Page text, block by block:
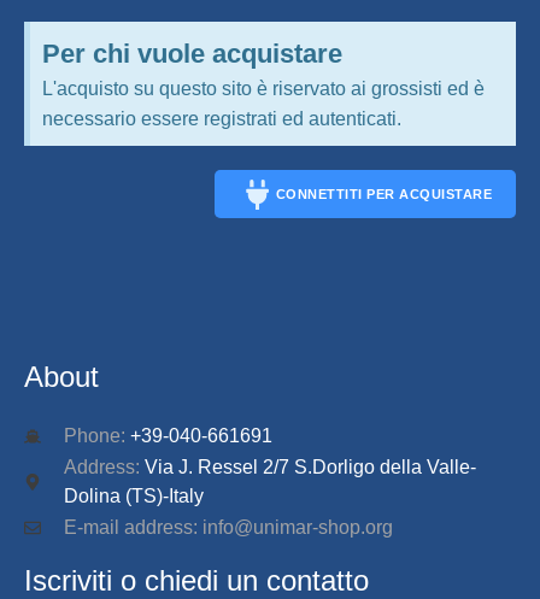
Per chi vuole acquistare
L'acquisto su questo sito è riservato ai grossisti ed è
necessario essere registrati ed autenticati.
CONNETTITI PER ACQUISTARE
About
Phone: +39-040-661691
Address: Via J. Ressel 2/7 S.Dorligo della Valle-
Dolina (TS)-Italy
E-mail address: info@unimar-shop.org
Iscriviti o chiedi un contatto